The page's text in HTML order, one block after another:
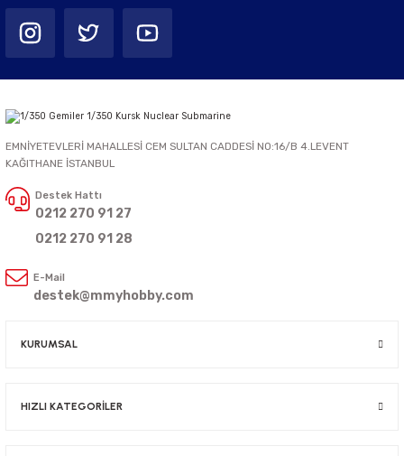
EMNİYETEVLERİ MAHALLESİ CEM SULTAN CADDESİ NO:16/B 4.LEVENT
KAĞITHANE İSTANBUL
Destek Hattı
0212 270 91 27
0212 270 91 28
E-Mail
destek@mmyhobby.com
KURUMSAL
HIZLI KATEGORİLER